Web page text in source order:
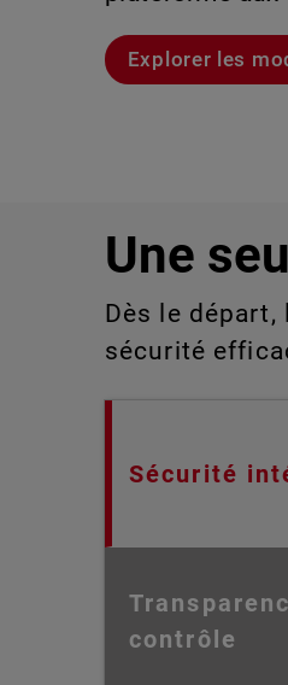
Explorer les
aux
détecter ou
Voici Rai
Découvrez
Une
Dès le
sécurité
Sécurité
contrôle